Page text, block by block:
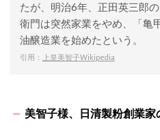
たが、明治6年、正田英三郎
衛門は突然家業をやめ、「亀
油醸造業を始めたという。
引用： 上皇美智子Wikipedia
美智子様、日清製粉創業